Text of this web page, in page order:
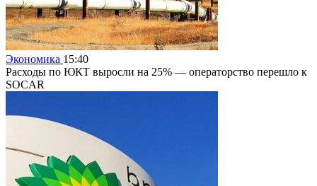
Экономика 15:40
Расходы по ЮКТ выросли на 25% — операторство перешло к
SOCAR